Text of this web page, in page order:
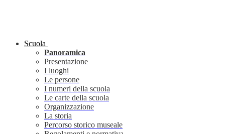
Scuola
Panoramica
Presentazione
I luoghi
Le persone
I numeri della scuola
Le carte della scuola
Organizzazione
La storia
Percorso storico museale